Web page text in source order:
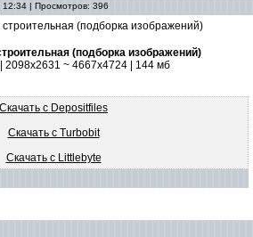
12:34 | Просмотров: 396
(подборка изображений)
2098x2631 ~ 4667x4724 | 144 мб
Скачать с Depositfiles
Скачать с Turbobit
Скачать с Littlebyte